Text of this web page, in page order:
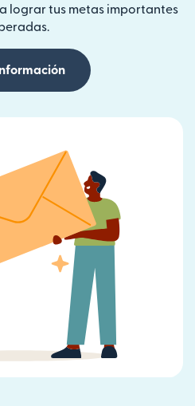
lograr tus metas importantes